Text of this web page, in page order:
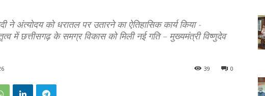
ने अंत्योदय को धरातल पर उतारने का ऐतिहासिक कार्य किया -
में छत्तीसगढ़ के समग्र विकास को मिली नई गति – मुख्यमंत्री विष्णुदेव
0
39